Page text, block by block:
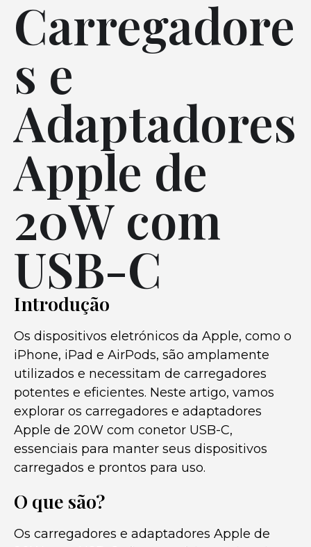
Carregadore
s e
Adaptadores
Apple de
20W com
USB-C
Introdução
Os dispositivos eletrónicos da Apple, como o
iPhone, iPad e AirPods, são amplamente
utilizados e necessitam de carregadores
potentes e eficientes. Neste artigo, vamos
explorar os carregadores e adaptadores
Apple de 20W com conetor USB-C,
essenciais para manter seus dispositivos
carregados e prontos para uso.
O que são?
Os carregadores e adaptadores Apple de